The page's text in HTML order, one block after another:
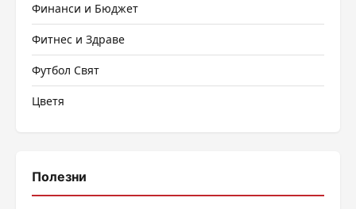
Финанси и Бюджет
Фитнес и Здраве
Футбол Свят
Цветя
Полезни